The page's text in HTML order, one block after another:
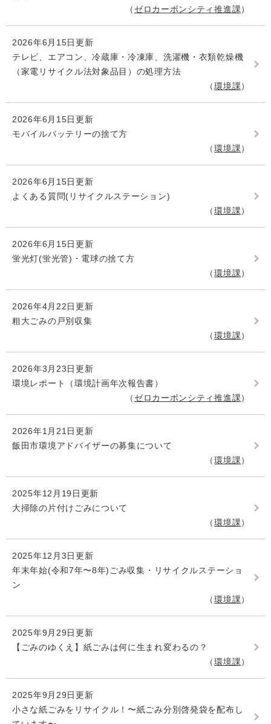
ゼロカーボンシティ推進課
2026年6月15日更新
テレビ、エアコン、冷蔵庫・冷凍庫、洗濯機・衣類乾燥機
（家電リサイクル法対象品目）の処理方法
環境課
2026年6月15日更新
モバイルバッテリーの捨て方
環境課
2026年6月15日更新
よくある質問(リサイクルステーション)
環境課
2026年6月15日更新
蛍光灯(蛍光管)・電球の捨て方
環境課
2026年4月22日更新
粗大ごみの戸別収集
環境課
2026年3月23日更新
環境レポート（環境計画年次報告書）
ゼロカーボンシティ推進課
2026年1月21日更新
飯田市環境アドバイザーの募集について
環境課
2025年12月19日更新
大掃除の片付けごみについて
環境課
2025年12月3日更新
年末年始(令和7年〜8年)ごみ収集・リサイクルステーショ
ン
環境課
2025年9月29日更新
【ごみのゆくえ】紙ごみは何に生まれ変わるの？
環境課
2025年9月29日更新
小さな紙ごみをリサイクル！〜紙ごみ分別啓発袋を配布し